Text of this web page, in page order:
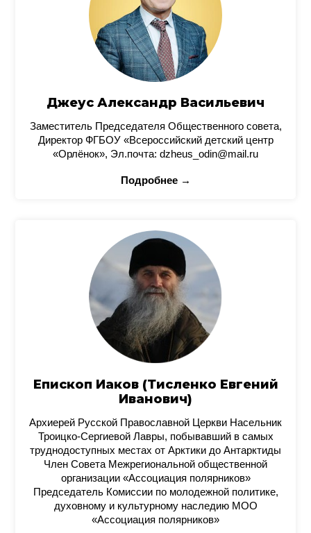
Джеус Александр Васильевич
Заместитель Председателя Общественного совета,
Директор ФГБОУ «Всероссийский детский центр
«Орлёнок», Эл.почта: dzheus_odin@mail.ru
Подробнее →
Епископ Иаков (Тисленко Евгений
Иванович)
Архиерей Русской Православной Церкви Насельник
Троицко-Сергиевой Лавры, побывавший в самых
труднодоступных местах от Арктики до Антарктиды
Член Совета Межрегиональной общественной
организации «Ассоциация полярников»
Председатель Комиссии по молодежной политике,
духовному и культурному наследию МОО
«Ассоциация полярников»